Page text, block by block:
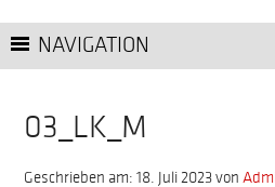
NAVIGATION
03_LK_M
Geschrieben am: 18. Juli 2023 von